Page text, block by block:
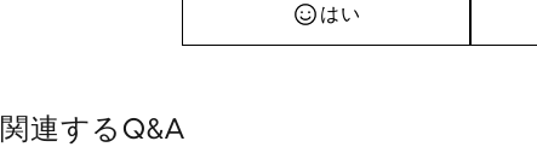
はい
関連するQ&A